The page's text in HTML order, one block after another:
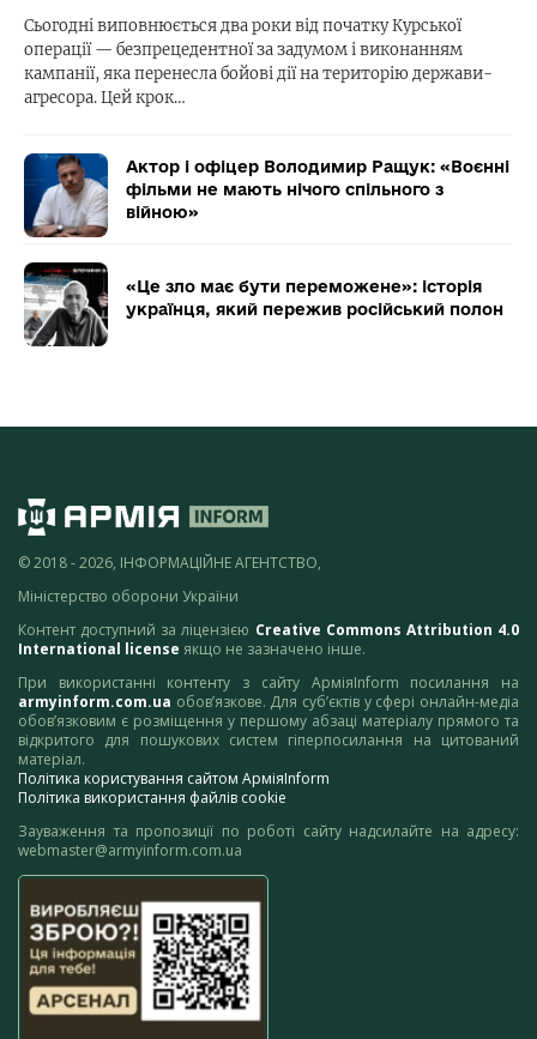
Сьогодні виповнюється два роки від початку Курської
операції — безпрецедентної за задумом і виконанням
кампанії, яка перенесла бойові дії на територію держави-
агресора. Цей крок…
Актор і офіцер Володимир Ращук: «Воєнні
фільми не мають нічого спільного з
війною»
«Це зло має бути переможене»: історія
українця, який пережив російський полон
© 2018 - 2026, ІНФОРМАЦІЙНЕ АГЕНТСТВО,
Міністерство оборони України
Контент доступний за ліцензією Creative Commons Attribution 4.0
International license якщо не зазначено інше.
При використанні контенту з сайту АрміяInform посилання на
armyinform.com.ua обов’язкове. Для суб’єктів у сфері онлайн-медіа
обов’язковим є розміщення у першому абзаці матеріалу прямого та
відкритого для пошукових систем гіперпосилання на цитований
матеріал.
Політика користування сайтом АрміяInform
Політика використання файлів cookie
Зауваження та пропозиції по роботі сайту надсилайте на адресу:
webmaster@armyinform.com.ua